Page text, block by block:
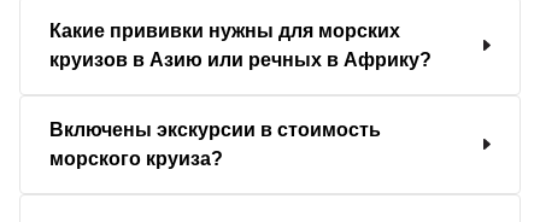
Какие прививки нужны для морских
круизов в Азию или речных в Африку?
Включены экскурсии в стоимость
морского круиза?